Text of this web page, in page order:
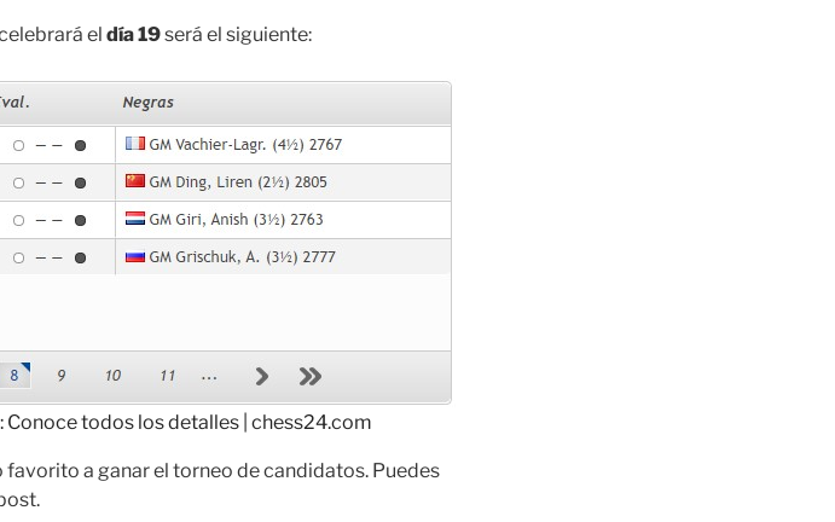
el día 19será el siguiente:
todos los detalles | chess24.com
a ganar el torneo de candidatos. Puedes